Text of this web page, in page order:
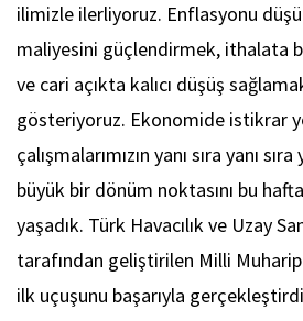
ilimizle ilerliyoruz. Enflasyonu
maliyesini güçlendirmek, ithalata
ve cari açıkta kalıcı düşüş
gösteriyoruz. Ekonomide istikrar
çalışmalarımızın yanı sıra yanı
büyük bir dönüm noktasını bu
yaşadık. Türk Havacılık ve Uzay
tarafından geliştirilen Milli
ilk uçuşunu başarıyla